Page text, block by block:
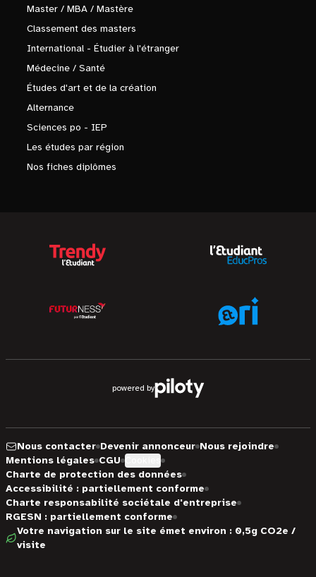
Master / MBA / Mastère
Classement des masters
International - Étudier à l'étranger
Médecine / Santé
Études d'art et de la création
Alternance
Sciences po - IEP
Les études par région
Nos fiches diplômes
powered by
Nous contacter Devenir annonceur Nous rejoindre
Mentions légales CGU
Charte de protection des données
Accessibilité : partiellement conforme
Charte responsabilité sociétale d'entreprise
RGESN : partiellement conforme
Votre navigation sur le site émet environ : 0,5g CO2e /
visite